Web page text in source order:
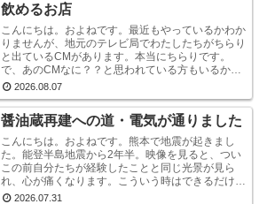
飲めるお店
こんにちは。およねです。最近もやっているかわか
りませんが、地元のテレビ局でわたしたちがちらり
と出ているCMがあります。本当にちらりです。
で、あのCMなに？？と思われている方もいるかも
しれませんが、あれは『石川県信用保証協会』とい
2026.08.07
醤油蔵再建への道・電気が通りました
こんにちは。およねです。熊本で地震が起きまし
た。能登半島地震から2年半。映像を見ると、つい
この前自分たちが経験したことと同じ光景が見ら
れ、心が痛くなります。こういう時はできるだけ情
報から離れたほうがいいと言いますが・・・気にな
2026.07.31